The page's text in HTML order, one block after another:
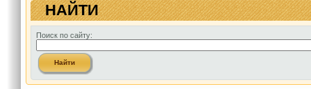
НАЙТИ
Поиск по сайту: